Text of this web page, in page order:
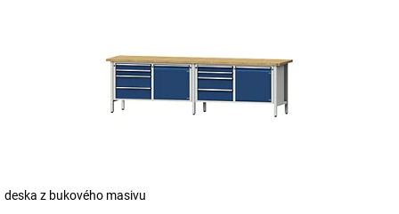
deska z bukového masivu